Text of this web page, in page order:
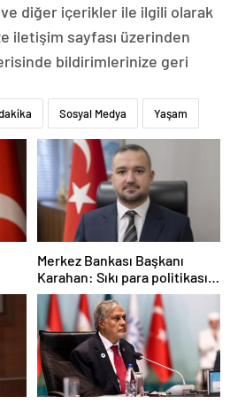
ve diğer içerikler ile ilgili olarak
iletişim sayfası üzerinden
bildirimlerinize geri
Sosyal Medya Yaşam
Merkez Bankası Başkanı
Karahan: Sıkı para politikası
duruşumuz sürecek